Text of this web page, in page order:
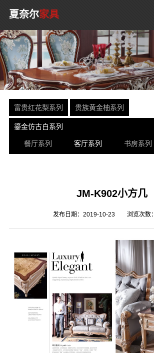
夏奈尔家具
富贵红花梨系列 贵族黄金柚系列
鎏金仿古白系列
餐厅系列 客厅系列 书房系列
JM-K902小方几
发布日期：2019-10-23 浏览次数：